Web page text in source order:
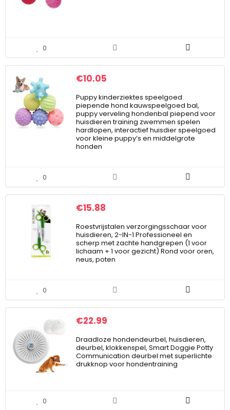
0
€10.05
Puppy kinderziektes speelgoed
piepende hond kauwspeelgoed bal,
puppy verveling hondenbal piepend voor
huisdieren training zwemmen spelen
hardlopen, interactief huisdier speelgoed
voor kleine puppy’s en middelgrote
honden
0
€15.88
Roestvrijstalen verzorgingsschaar voor
huisdieren, 2-IN-1 Professioneel en
scherp met zachte handgrepen (1 voor
lichaam + 1 voor gezicht) Rond voor oren,
neus, poten
0
€22.99
Draadloze hondendeurbel, huisdieren,
deurbel, klokkenspel, Smart Doggie Potty
Communication deurbel met superlichte
drukknop voor hondentraining
0